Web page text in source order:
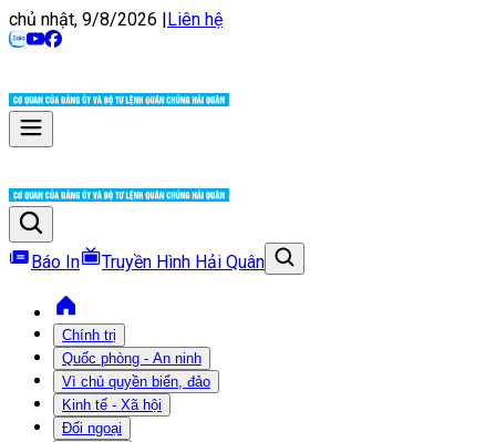
chủ nhật, 9/8/2026 |Liên hệ
Báo In Truyền Hình Hải Quân
Chính trị
Quốc phòng - An ninh
Vì chủ quyền biển, đảo
Kinh tế - Xã hội
Đối ngoại